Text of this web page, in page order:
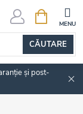
CĂUTARE
DE
și post-